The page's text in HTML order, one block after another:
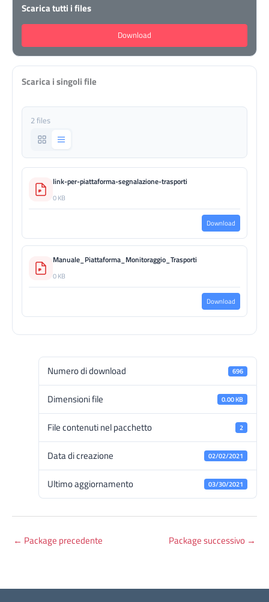
Scarica tutti i files
Download
Scarica i singoli file
2 files
link-per-piattaforma-segnalazione-trasporti
0 KB
Download
Manuale_Piattaforma_Monitoraggio_Trasporti
0 KB
Download
Numero di download 696
Dimensioni file 0.00 KB
File contenuti nel pacchetto 2
Data di creazione 02/02/2021
Ultimo aggiornamento 03/30/2021
← Package precedente Package successivo →